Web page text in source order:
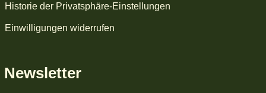
Historie der Privatsphäre-Einstellungen
Einwilligungen widerrufen
Newsletter